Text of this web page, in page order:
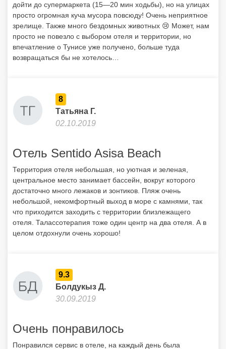
дойти до супермаркета (15—20 мин ходьбы), но на улицах
просто огромная куча мусора повсюду! Очень неприятное
зрелище. Также много бездомных животных 😢 Может, нам
просто не повезло с выбором отеля и территории, но
впечатление о Тунисе уже получено, больше туда
возвращаться бы не хотелось…
8
Татьяна Г.
02.10.2019
Отель Sentido Asisa Beach
Территория отеля небольшая, но уютная и зеленая,
центральное место занимает бассейн, вокруг которого
достаточно много лежаков и зонтиков. Пляж очень
небольшой, некомфортный выход в море с камнями, так
что приходится заходить с территории близлежащего
отеля. Талассотерапия тоже один центр на два отеля. А в
целом отдохнули очень хорошо!
9.3
Болдукыз Д.
30.09.2019
Очень понравилось
Понравился сервис в отеле, на каждый день была